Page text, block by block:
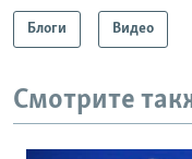
Блоги Видео
Смотрите